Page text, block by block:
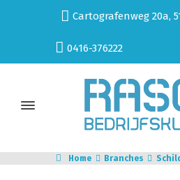
Cartografenweg 20a,
0416-376222
Home Branches